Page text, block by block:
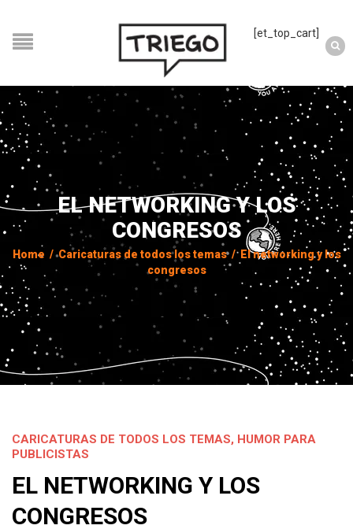
[et_top_cart]
EL NETWORKING Y LOS
CONGRESOS
Home / Caricaturas de todos los temas / El networking y los
congresos
CARICATURAS DE TODOS LOS TEMAS, HUMOR PARA
PUBLICISTAS
EL NETWORKING Y LOS
CONGRESOS